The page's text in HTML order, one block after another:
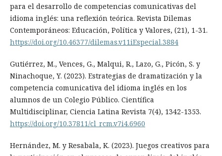
para el desarrollo de competencias comunicativas del
idioma inglés: una reflexión teórica. Revista Dilemas
Contemporáneos: Educación, Política y Valores, (21), 1-31.
https://doi.org/10.46377/dilemas.v11iEspecial.3884
Gutiérrez, M., Vences, G., Malqui, R., Lazo, G., Picón, S. y
Ninachoque, Y. (2023). Estrategias de dramatización y la
competencia comunicativa del idioma inglés en los
alumnos de un Colegio Público. Científica
Multidisciplinar, Ciencia Latina Revista 7(4), 1342-1353.
https://doi.org/10.37811/cl_rcm.v7i4.6960
Hernández, M. y Resabala, K. (2023). Juegos creativos para